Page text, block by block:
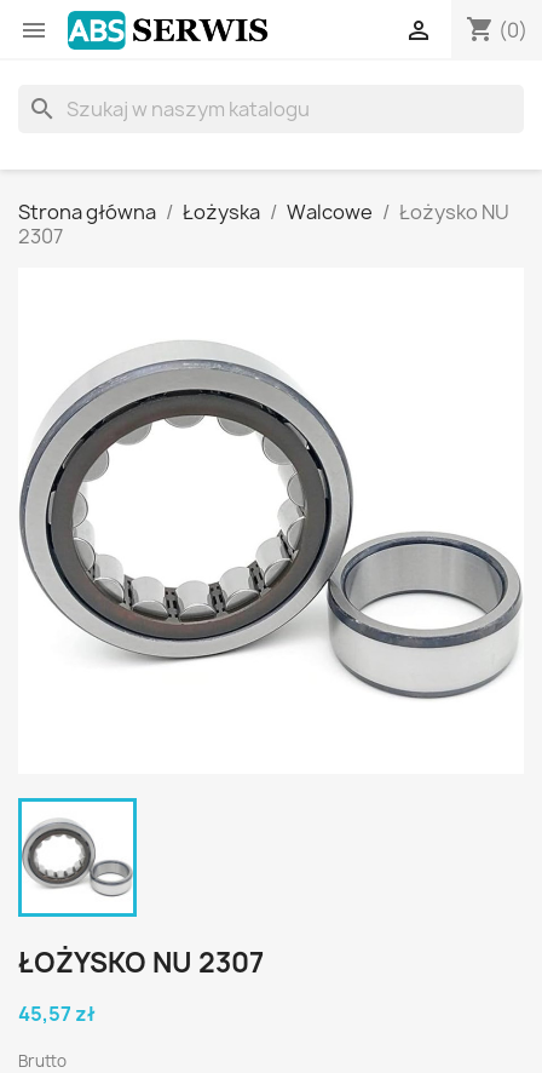
 shopping_cart (0)

search
Strona główna Łożyska Walcowe
Łożysko NU
2307
ŁOŻYSKO NU 2307
45,57 zł
Brutto